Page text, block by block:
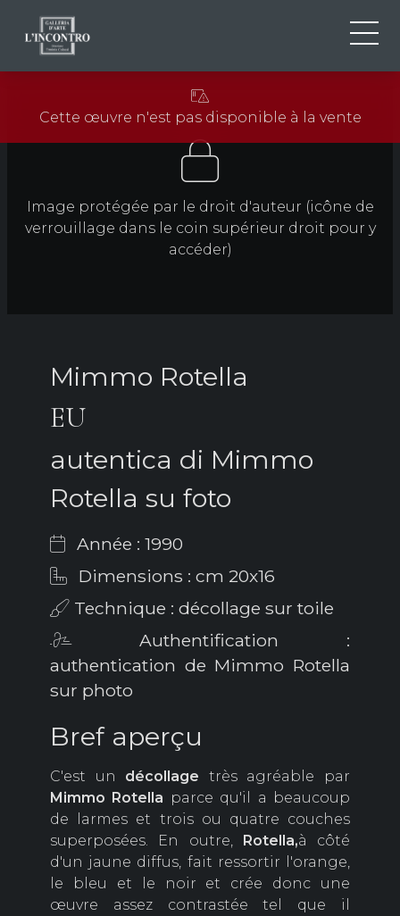
EN
FR
NEWS ED EVENTS
CONTACTS
Cette œuvre n'est pas disponible à la vente
Image protégée par le droit d'auteur (icône de
verrouillage dans le coin supérieur droit pour y
accéder)
Mimmo Rotella
EU
autentica di Mimmo
Rotella su foto
Année : 1990
Dimensions : cm 20x16
Technique : décollage sur toile
Authentification :
authentication de Mimmo Rotella
sur photo
Bref aperçu
C'est un décollage très agréable par
Mimmo Rotella parce qu'il a beaucoup
de larmes et trois ou quatre couches
superposées. En outre, Rotella,à côté
d'un jaune diffus, fait ressortir l'orange,
le bleu et le noir et crée donc une
œuvre assez contrastée tel que il